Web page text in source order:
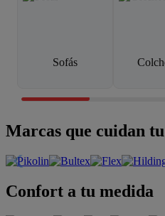
Sofás
Marcas que cuidan tu
Confort a tu medida